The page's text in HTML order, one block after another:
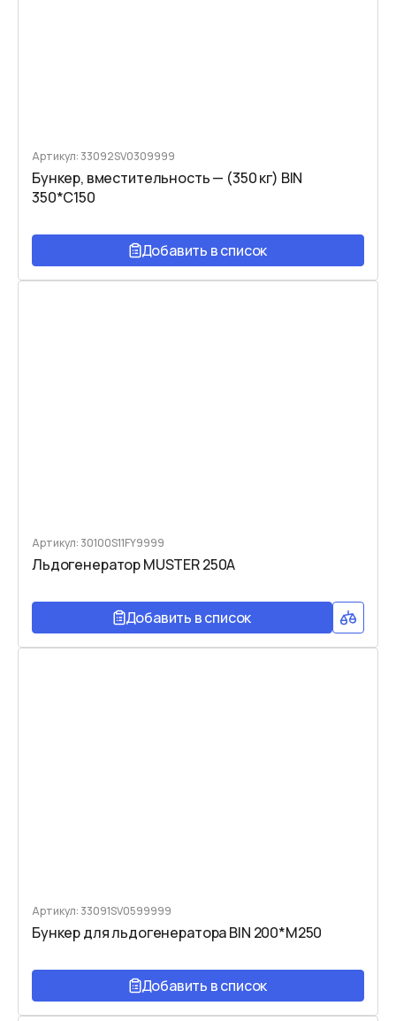
Артикул: 33092SV0309999
Бункер, вместительность — (350 кг) BIN
350*C150
Добавить в список
Артикул: 30100S11FY9999
Льдогенератор MUSTER 250A
Добавить в список
Артикул: 33091SV0599999
Бункер для льдогенератора BIN 200*M250
Добавить в список